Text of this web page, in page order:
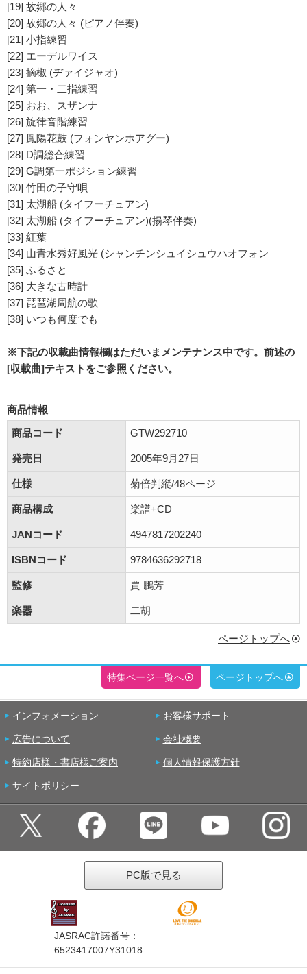
[19] 故郷の人々
[20] 故郷の人々 (ピアノ伴奏)
[21] 小指練習
[22] エーデルワイス
[23] 摘椒 (ヂァイジャオ)
[24] 第一・二指練習
[25] おお、スザンナ
[26] 旋律音階練習
[27] 鳳陽花鼓 (フォンヤンホアグー)
[28] D調総合練習
[29] G調第一ポジション練習
[30] 竹田の子守唄
[31] 太湖船 (タイフーチュアン)
[32] 太湖船 (タイフーチュアン)(揚琴伴奏)
[33] 紅葉
[34] 山青水秀好風光 (シャンチンシュイシュウハオフォン
[35] ふるさと
[36] 大きな古時計
[37] 琵琶湖周航の歌
[38] いつも何度でも
※下記の収載曲情報欄はただいまメンテナンス中です。前述の
[収載曲]テキストをご参照ください。
商品情報
商品コード
GTW292710
発売日 2005年9月27日
仕様 菊倍判縦/48ページ
商品構成 楽譜+CD
JANコード 4947817202240
ISBNコード 9784636292718
監修 賈 鵬芳
楽器 二胡
ページトップへ
特集ページ一覧へ ページトップへ
インフォメーション お客様サポート
広告について 会社概要
特約店様・書店様ご案内 個人情報保護方針
サイトポリシー
PC版で見る
JASRAC許諾番号：
6523417007Y31018